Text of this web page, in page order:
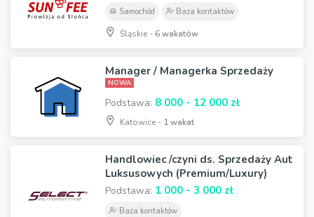
Samochód Baza kontaktów
Śląskie - 6 wakatów
Manager / Managerka Sprzedaży
NOWA
Podstawa: 8 000 - 12 000 zł
Katowice - 1 wakat
Handlowiec /czyni ds. Sprzedaży Aut
Luksusowych (Premium/Luxury)
Podstawa: 1 000 - 3 000 zł
Baza kontaktów